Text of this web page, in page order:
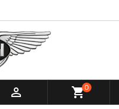
 shopping_cart0